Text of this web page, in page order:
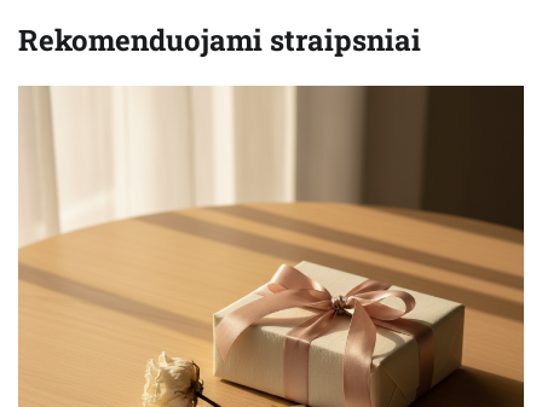
Rekomenduojami straipsniai